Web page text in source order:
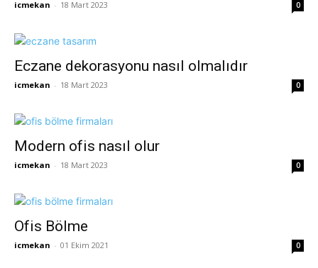
icmekan - 18 Mart 2023 0
Eczane dekorasyonu nasıl olmalıdır
icmekan - 18 Mart 2023 0
Modern ofis nasıl olur
icmekan - 18 Mart 2023 0
Ofis Bölme
icmekan - 01 Ekim 2021 0